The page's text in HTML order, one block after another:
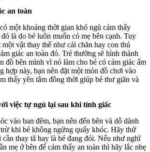
an toàn
một khoảng thời gian khó ngủ cảm thấy
là do bé luôn muốn có mẹ bên cạnh. Tuy
một vật thay thế như cái chăn hay con thú
giác an toàn đó. Trẻ thường sẽ hình thành
đồ bên mình vì nó làm cho bé có cảm giác ấm
hợp này, bạn nên đặt một món đồ chơi vào
thấy yên tâm đồng thời giúp bé thư giãn và
việc tự ngủ lại sau khi tỉnh giấc
vào ban đêm, bạn nên đến bên và dỗ dành
khi bé không ngừng quấy khóc. Hãy thử
cần thay tã hay là bé đang đói. Nếu như nghĩ
mẹ ở bên để cảm thấy an toàn thì hãy lắc nhẹ